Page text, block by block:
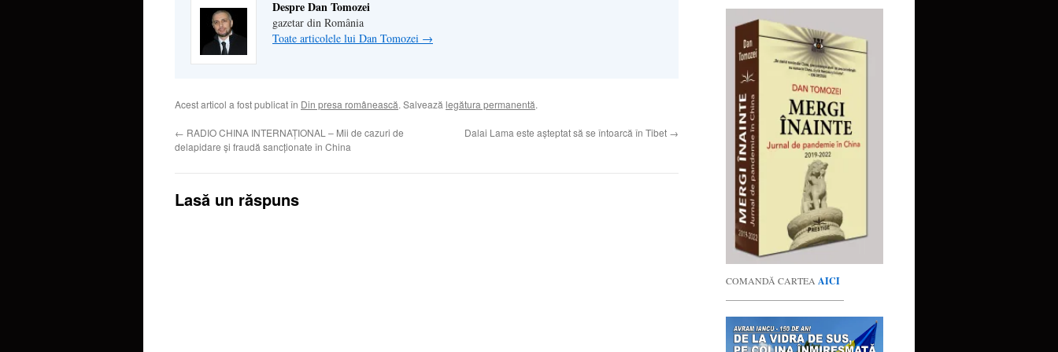
Despre Dan Tomozei
gazetar din România
Toate articolele lui Dan Tomozei →
Acest articol a fost publicat în Din presa românească. Salvează legătura permanentă.
← RADIO CHINA INTERNAŢIONAL – Mii de cazuri de
delapidare şi fraudă sancţionate în China
Dalai Lama este aşteptat să se întoarcă în Tibet →
Lasă un răspuns
COMANDĂ CARTEA AICI